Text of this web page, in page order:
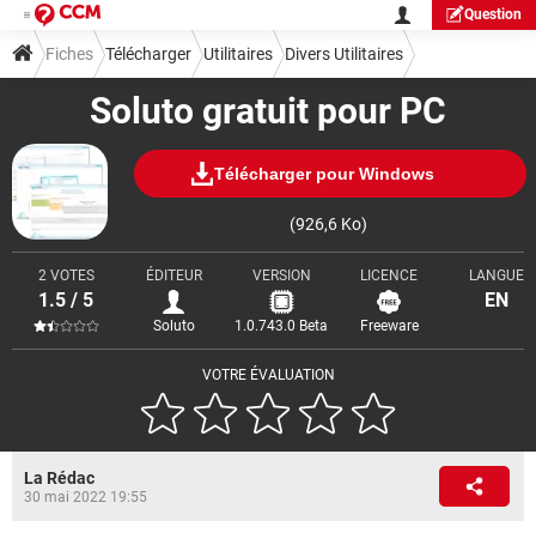
Question
Soluto gratuit pour PC
Télécharger pour Windows
(926,6 Ko)
VOTRE ÉVALUATION
2 VOTES
1.5 / 5
ÉDITEUR
Soluto
VERSION
1.0.743.0 Beta
LICENCE
Freeware
LANGUE
EN
Fiches Télécharger Utilitaires Divers Utilitaires
La Rédac
30 mai 2022 19:55